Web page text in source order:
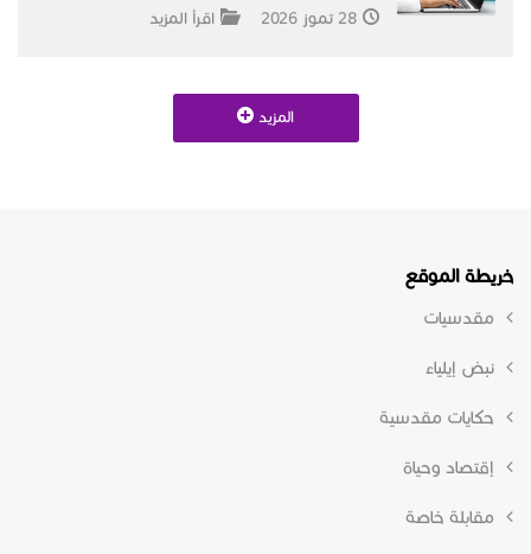
28 تموز 2026 اقرأ المزيد
المزيد
خريطة الموقع
مقدسيات
نبض إيلياء
حكايات مقدسية
إقتصاد وحياة
مقابلة خاصة